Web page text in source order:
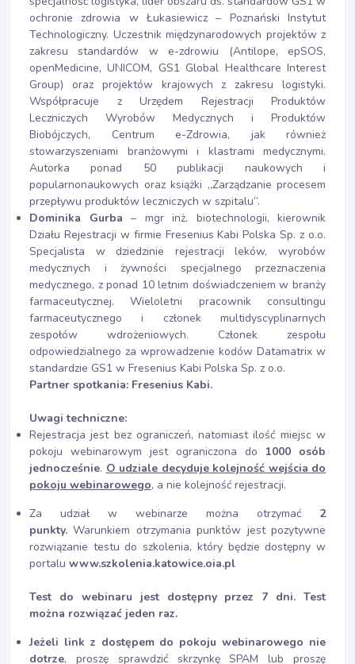
ochronie zdrowia w Łukasiewicz – Poznański Instytut
Technologiczny. Uczestnik międzynarodowych projektów z
zakresu standardów w e-zdrowiu (Antilope, epSOS,
openMedicine, UNICOM, GS1 Global Healthcare Interest
Group) oraz projektów krajowych z zakresu logistyki.
Współpracuje z Urzędem Rejestracji Produktów
Leczniczych Wyrobów Medycznych i Produktów
Biobójczych, Centrum e-Zdrowia, jak również
stowarzyszeniami branżowymi i klastrami medycznymi.
Autorka ponad 50 publikacji naukowych i
popularnonaukowych oraz książki „Zarządzanie procesem
przepływu produktów leczniczych w szpitalu”.
Dominika Gurba – mgr inż. biotechnologii, kierownik
Działu Rejestracji w firmie Fresenius Kabi Polska Sp. z o.o.
Specjalista w dziedzinie rejestracji leków, wyrobów
medycznych i żywności specjalnego przeznaczenia
medycznego, z ponad 10 letnim doświadczeniem w branży
farmaceutycznej. Wieloletni pracownik consultingu
farmaceutycznego i członek multidyscyplinarnych
zespołów wdrożeniowych. Członek zespołu
odpowiedzialnego za wprowadzenie kodów Datamatrix w
standardzie GS1 w Fresenius Kabi Polska Sp. z o.o.
Partner spotkania: Fresenius Kabi.
Uwagi techniczne:
Rejestracja jest bez ograniczeń, natomiast ilość miejsc w
pokoju webinarowym jest ograniczona do 1000 osób
jednocześnie. O udziale decyduje kolejność wejścia do
pokoju webinarowego, a nie kolejność rejestracji.
Za udział w webinarze można otrzymać 2
punkty. Warunkiem otrzymania punktów jest pozytywne
rozwiązanie testu do szkolenia, który będzie dostępny w
portalu www.szkolenia.katowice.oia.pl
Test do webinaru jest dostępny przez 7 dni. Test
można rozwiązać jeden raz.
Jeżeli link z dostępem do pokoju webinarowego nie
dotrze, proszę sprawdzić skrzynkę SPAM lub proszę